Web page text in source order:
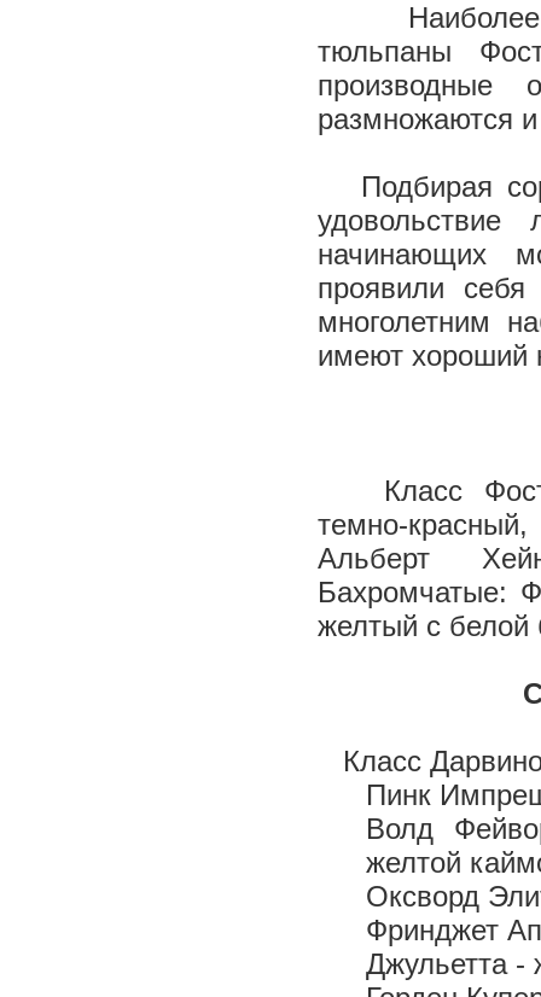
Наиболее
тюльпаны
производные
размножаются
Подбирая
начинающих
проявили
многолетним
имеют
Класс
темно-
Альберт
Бахромчатые:
желтый с белой
Класс
Пинк
Волд
желтой
Оксворд
Фринджет
Джульетта -